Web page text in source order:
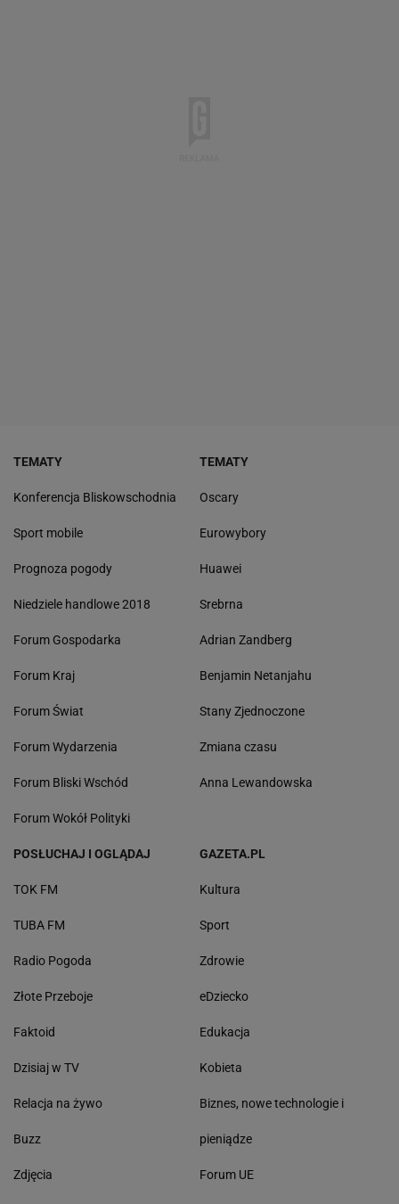
TEMATY
Konferencja Bliskowschodnia
Sport mobile
Prognoza pogody
Niedziele handlowe 2018
Forum Gospodarka
Forum Kraj
Forum Świat
Forum Wydarzenia
Forum Bliski Wschód
Forum Wokół Polityki
TEMATY
Oscary
Eurowybory
Huawei
Srebrna
Adrian Zandberg
Benjamin Netanjahu
Stany Zjednoczone
Zmiana czasu
Anna Lewandowska
POSŁUCHAJ I OGLĄDAJ
TOK FM
TUBA FM
Radio Pogoda
Złote Przeboje
Faktoid
Dzisiaj w TV
Relacja na żywo
Buzz
Zdjęcia
GAZETA.PL
Kultura
Sport
Zdrowie
eDziecko
Edukacja
Kobieta
Biznes, nowe technologie i
pieniądze
Forum UE